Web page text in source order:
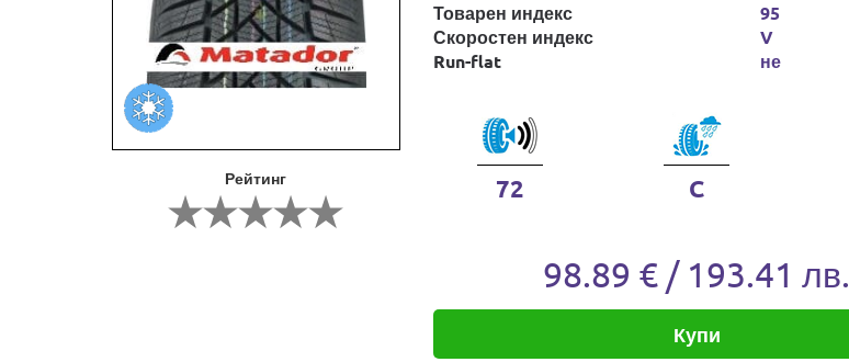
Рейтинг
Товарен индекс
Скоростен индекс
Run-flat
95
V
не
72 C
98.89 € / 193.41 лв.
Купи